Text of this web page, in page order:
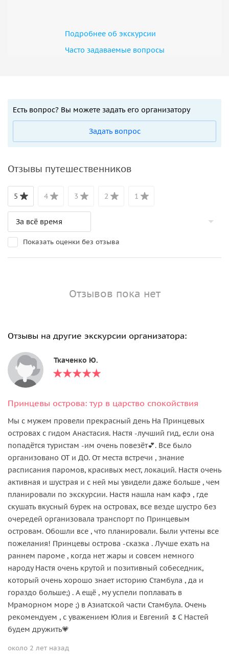
Подробнее об экскурсии
Часто задаваемые вопросы
Есть вопрос? Вы можете задать его организатору
Задать вопрос
Отзывы путешественников
5 4 3 2 1
Показать оценки без отзыва
Отзывов пока нет
Отзывы на другие экскурсии организатора:
Ткаченко Ю.
Принцевы острова: тур в царство спокойствия
Мы с мужем провели прекрасный день На Принцевых
островах с гидом Анастасия. Настя -лучший гид, если она
попадётся туристам -им очень повезёт💕. Все было
организовано ОТ и ДО. От места встречи , знание
расписания паромов, красивых мест, локаций. Настя очень
активная и шустрая и с ней мы увидели даже больше , чем
планировали по экскурсии. Настя нашла нам кафэ , где
скушать вкусный бурек на островах, все везде шустро без
очередей организовала транспорт по Принцевым
островам. Обошли все , что планировали. Были учтены все
пожелания! Принцевы острова -сказка . Лучше ехать на
раннем пароме , когда нет жары и совсем немного
народу Настя очень крутой и позитивный собеседник,
который очень хорошо знает историю Стамбула , да и
гораздо больше;) . А ещё , му успели поплавать в
Мраморном море ;) в Азиатской части Стамбула. Очень
рекомендуем , с уважением Юлия и Евгений 🌷С Настей
будем дружить💗
около 2 лет назад